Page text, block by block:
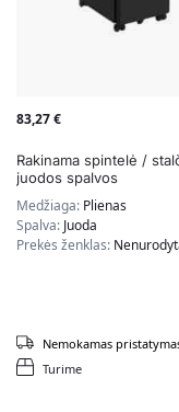
83,27€
Rakinama spintelė /
juodos spalvos
Medžiaga: Plienas
Spalva: Juoda
Prekės ženklas:
Turime
Nemokamas